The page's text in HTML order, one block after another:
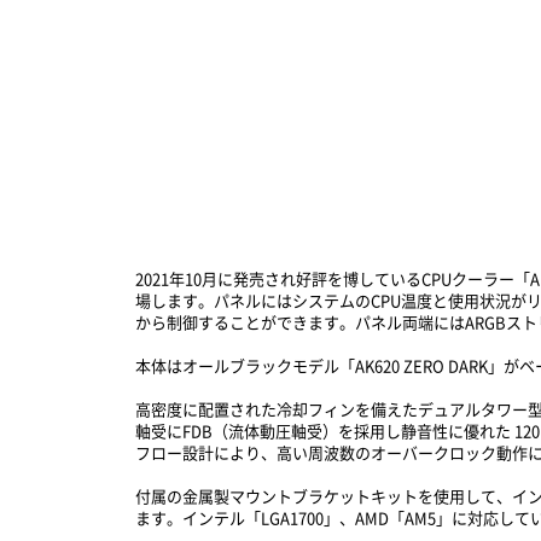
2021年10月に発売され好評を博しているCPUクーラー
場します。パネルにはシステムのCPU温度と使用状況が
から制御することができます。パネル両端にはARGBス
本体はオールブラックモデル「AK620 ZERO DARK」が
高密度に配置された冷却フィンを備えたデュアルタワ
軸受にFDB（流体動圧軸受）を採用し静音性に優れた
フロー設計により、高い周波数のオーバークロック動作
付属の金属製マウントブラケットキットを使用して、イ
ます。インテル「LGA1700」、AMD「AM5」に対応して